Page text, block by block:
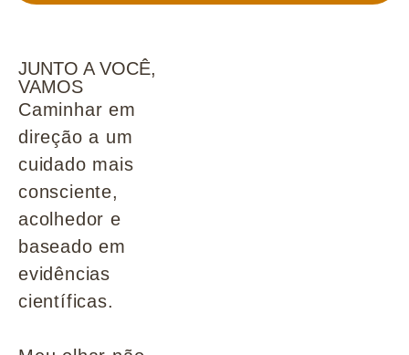
JUNTO A VOCÊ,
VAMOS
Caminhar em
direção a um
cuidado mais
consciente,
acolhedor e
baseado em
evidências
científicas.